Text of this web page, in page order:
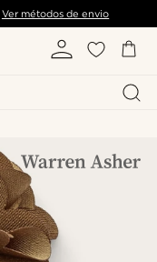
Ver métodos de envio